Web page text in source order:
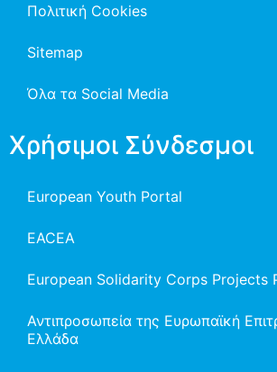
Πολιτική Cookies
Sitemap
Όλα τα Social Media
Χρήσιμοι Σύνδεσμοι
European Youth Portal
EACEA
European Solidarity Corps Projects
Αντιπροσωπεία της Ευρωπαϊκή
Ελλάδα